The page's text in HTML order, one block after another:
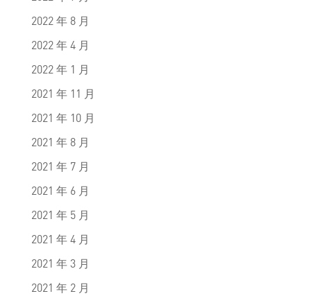
2022 年 8 月
2022 年 4 月
2022 年 1 月
2021 年 11 月
2021 年 10 月
2021 年 8 月
2021 年 7 月
2021 年 6 月
2021 年 5 月
2021 年 4 月
2021 年 3 月
2021 年 2 月